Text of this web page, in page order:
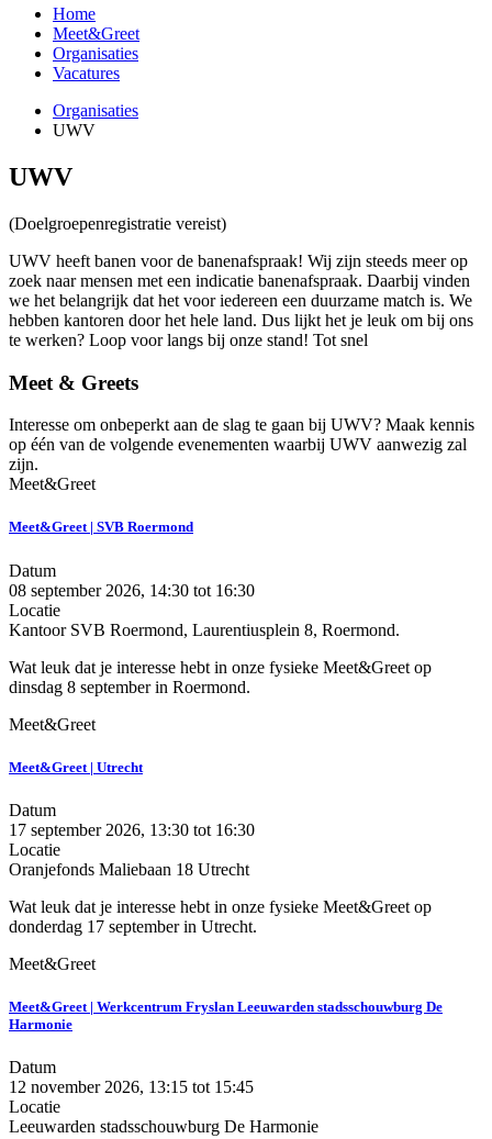
Home
Meet&Greet
Organisaties
Vacatures
Organisaties
UWV
UWV
(Doelgroepenregistratie vereist)
UWV heeft banen voor de banenafspraak! Wij zijn steeds meer op
zoek naar mensen met een indicatie banenafspraak. Daarbij vinden
we het belangrijk dat het voor iedereen een duurzame match is. We
hebben kantoren door het hele land. Dus lijkt het je leuk om bij ons
te werken? Loop voor langs bij onze stand! Tot snel
Meet & Greets
Interesse om onbeperkt aan de slag te gaan bij UWV? Maak kennis
op één van de volgende evenementen waarbij UWV aanwezig zal
zijn.
Meet&Greet
Meet&Greet | SVB Roermond
Datum
08 september 2026, 14:30 tot 16:30
Locatie
Kantoor SVB Roermond, Laurentiusplein 8, Roermond.
Wat leuk dat je interesse hebt in onze fysieke Meet&Greet op
dinsdag 8 september in Roermond.
Meet&Greet
Meet&Greet | Utrecht
Datum
17 september 2026, 13:30 tot 16:30
Locatie
Oranjefonds Maliebaan 18 Utrecht
Wat leuk dat je interesse hebt in onze fysieke Meet&Greet op
donderdag 17 september in Utrecht.
Meet&Greet
Meet&Greet | Werkcentrum Fryslan Leeuwarden stadsschouwburg De
Harmonie
Datum
12 november 2026, 13:15 tot 15:45
Locatie
Leeuwarden stadsschouwburg De Harmonie